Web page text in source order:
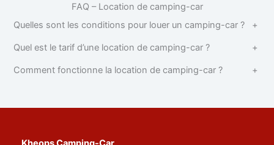
FAQ – Location de camping-car
Quelles sont les conditions pour louer un camping-car ?
+
Quel est le tarif d’une location de camping-car ? +
Comment fonctionne la location de camping-car ? +